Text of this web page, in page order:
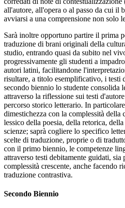
all'autore, all'opera o al passo da cui il
avviarsi a una comprensione non solo
Sarà inoltre opportuno partire il prima
traduzione di brani originali della
studio, entrando quasi da subito nel
progressivamente gli studenti a
autori latini, facilitandone
risultare, a titolo esemplificativo, i testi
secondo biennio lo studente consolida
attraverso la riflessione sui testi
percorso storico letterario. In
dimestichezza con la complessità della
lessico della poesia, della retorica,
scienze; saprà cogliere lo specifico
scelte di traduzione, proprie o di
con il primo biennio, le competenze
attraverso testi debitamente guidati,
complessità crescente, anche facendo
traduzione contrastiva.
Secondo Biennio